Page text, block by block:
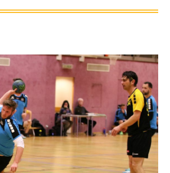
Sie befinden sich hier: